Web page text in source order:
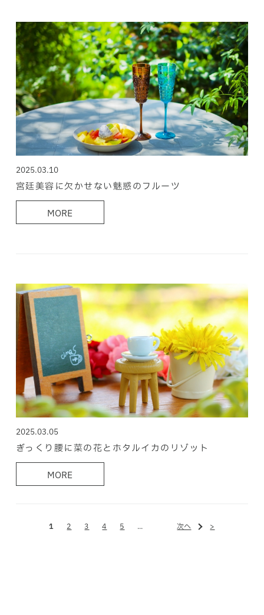
2025.03.10
宮廷美容に欠かせない魅惑のフルーツ
MORE
2025.03.05
ぎっくり腰に菜の花とホタルイカのリゾット
MORE
1 2 3 4 5 ... 次へ >